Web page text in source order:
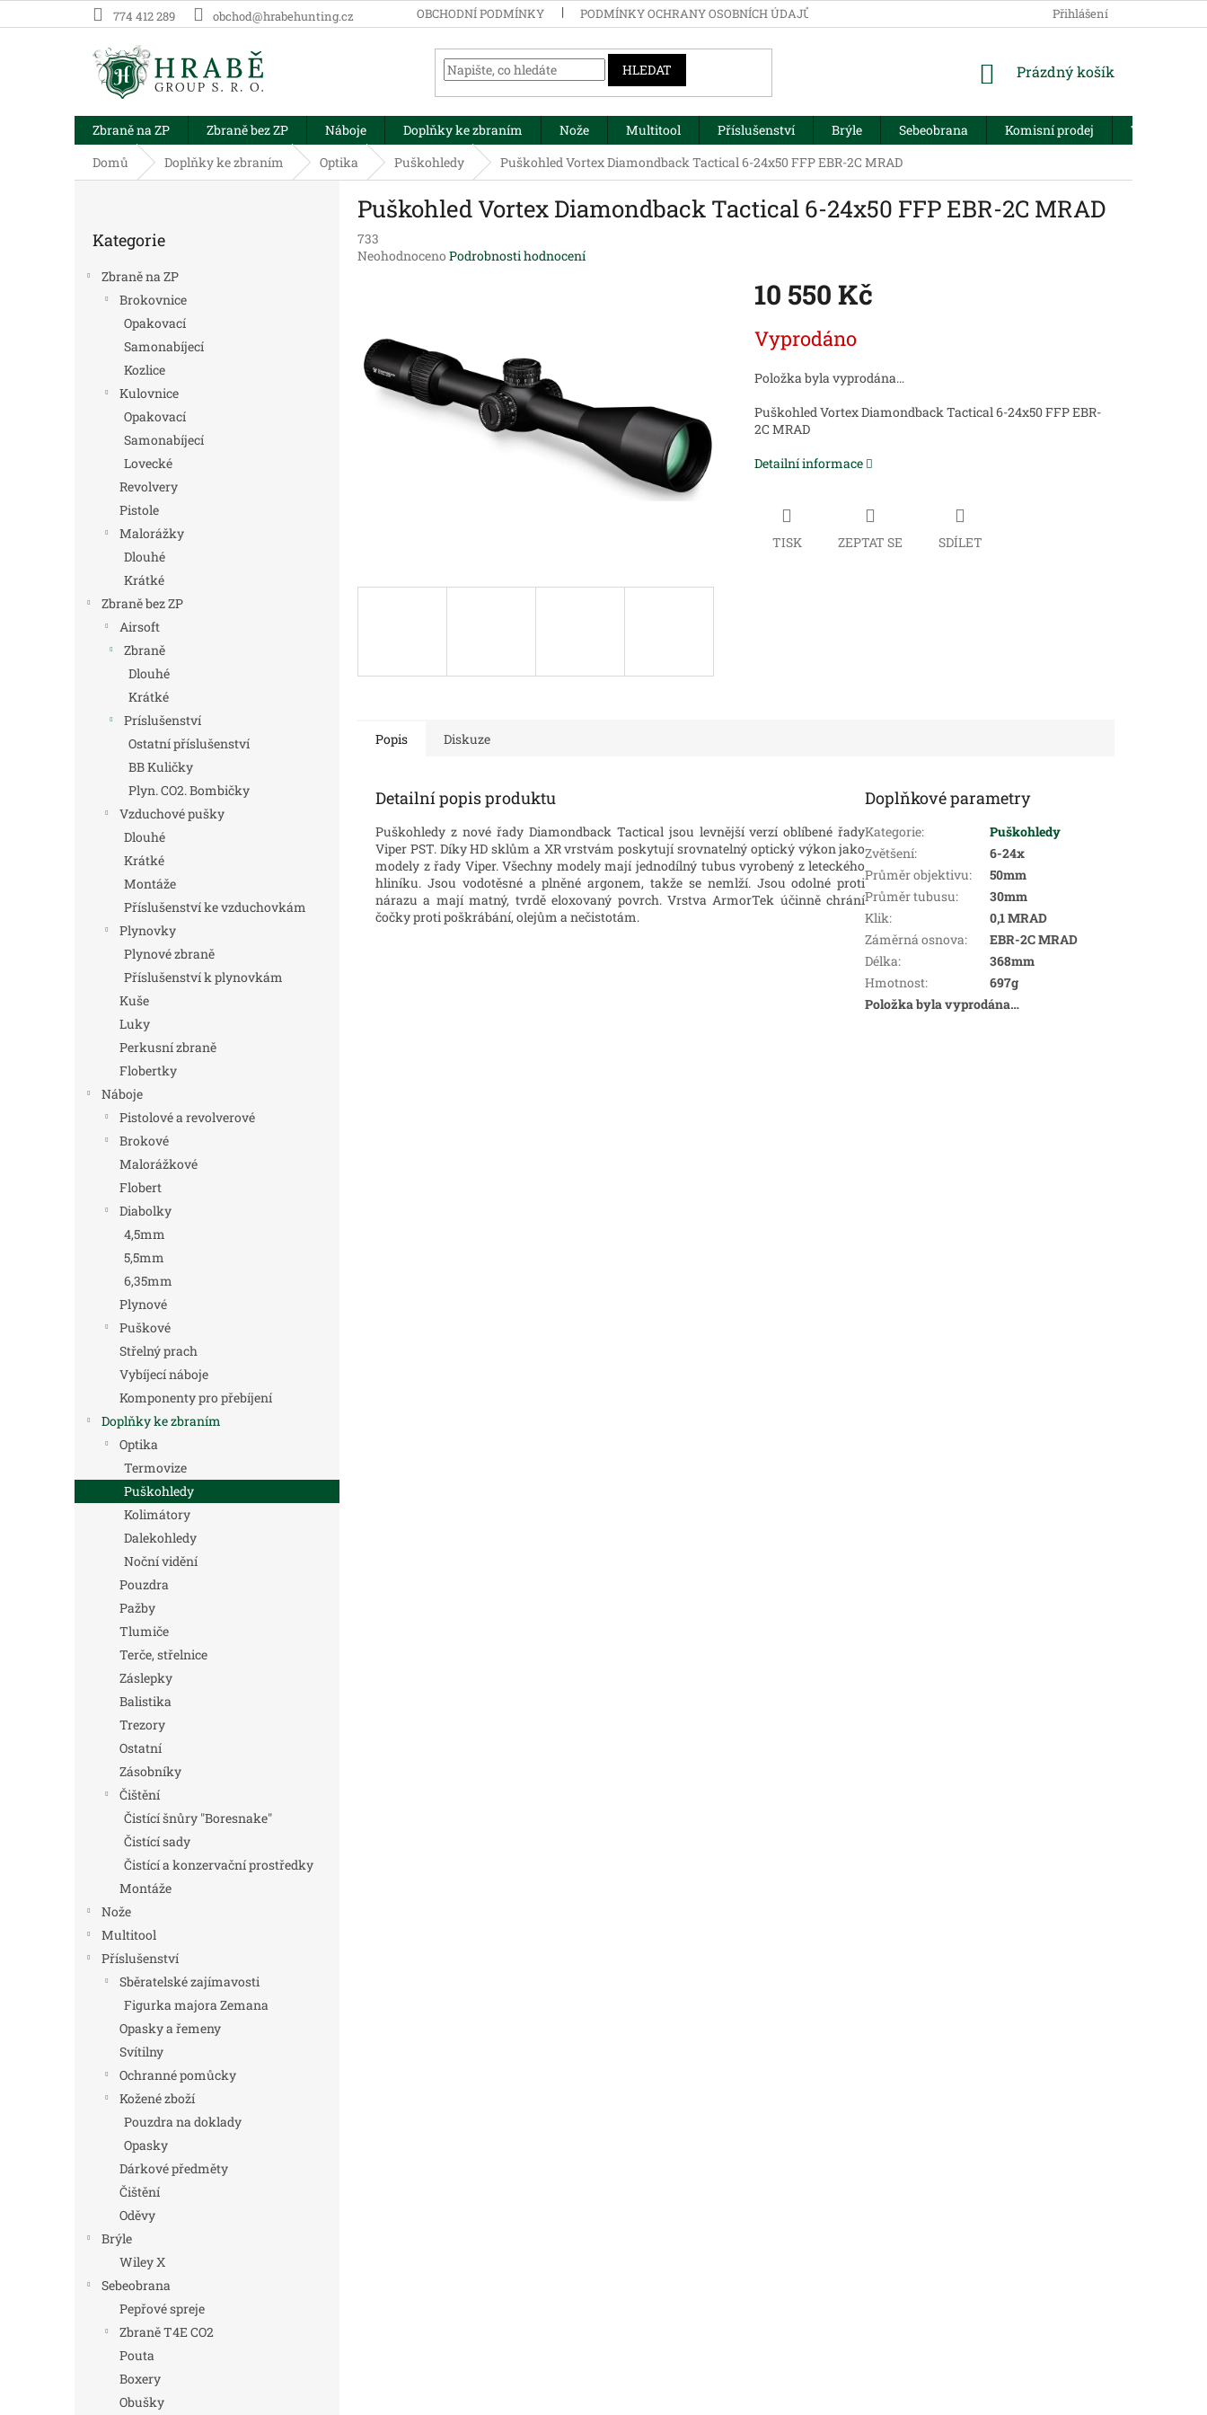
na
774 412 289 obchod@hrabehunting.cz OBCHODNÍ PODMÍNKY PODMÍNKY OCHRANY OSOBNÍCH ÚDAJŮ Přihlášení
HLEDAT
NÁKUPNÍ
Prázdný košík
Zbraně na ZP Zbraně bez ZP Náboje Doplňky ke zbraním Nože Multitool Příslušenství Brýle Sebeobrana Komisní prodej
Trezory
Domů
Doplňky ke zbraním Optika Puškohledy Puškohled Vortex Diamondback Tactical 6-24x50 FFP EBR-2C MRAD
kategorie
Kategorie
Zbraně na ZP
Brokovnice
Opakovací
Samonabíjecí
Kozlice
Kulovnice
Opakovací
Samonabíjecí
Lovecké
Revolvery
Pistole
Malorážky
Dlouhé
Krátké
Zbraně bez ZP
Airsoft
Zbraně
Dlouhé
Krátké
Príslušenství
Ostatní příslušenství
BB Kuličky
Plyn. CO2. Bombičky
Vzduchové pušky
Dlouhé
Krátké
Montáže
Příslušenství ke vzduchovkám
Plynovky
Plynové zbraně
Příslušenství k plynovkám
Kuše
Luky
Perkusní zbraně
Flobertky
Náboje
Pistolové a revolverové
Brokové
Malorážkové
Flobert
Diabolky
4,5mm
5,5mm
6,35mm
Plynové
Puškové
Střelný prach
Vybíjecí náboje
Komponenty pro přebíjení
Doplňky ke zbraním
Optika
Termovize
Puškohledy
Kolimátory
Dalekohledy
Noční vidění
Pouzdra
Pažby
Tlumiče
Terče, střelnice
Záslepky
Balistika
Trezory
Ostatní
Zásobníky
Čištění
Čistící šnůry "Boresnake"
Čistící sady
Čistící a konzervační prostředky
Montáže
Nože
Multitool
Příslušenství
Sběratelské zajímavosti
Figurka majora Zemana
Opasky a řemeny
Svítilny
Ochranné pomůcky
Kožené zboží
Pouzdra na doklady
Opasky
Dárkové předměty
Čištění
Oděvy
Brýle
Wiley X
Sebeobrana
Pepřové spreje
Zbraně T4E CO2
Pouta
Boxery
Obušky
Puškohled Vortex Diamondback Tactical 6-24x50 FFP EBR-2C MRAD
733
Průměrné
hvězdiček.
Neohodnoceno Podrobnosti hodnocení
10 550 Kč
cena:
Vyprodáno
Položka byla vyprodána…
Puškohled Vortex Diamondback Tactical 6-24x50 FFP EBR-
2C MRAD
Detailní informace
TISK ZEPTAT SE SDÍLET
Popis Diskuze
Detailní popis produktu
Puškohledy z nové řady Diamondback Tactical jsou levnější verzí oblíbené řady
Viper PST. Díky HD sklům a XR vrstvám poskytují srovnatelný optický výkon jako
modely z řady Viper. Všechny modely mají jednodílný tubus vyrobený z leteckého
hliníku. Jsou vodotěsné a plněné argonem, takže se nemlží. Jsou odolné proti
nárazu a mají matný, tvrdě eloxovaný povrch. Vrstva ArmorTek účinně chrání
čočky proti poškrábání, olejům a nečistotám.
Doplňkové parametry
Kategorie:
Puškohledy
Zvětšení:
6-24x
Průměr objektivu:
50mm
Průměr tubusu:
30mm
Klik:
0,1 MRAD
Záměrná osnova:
EBR-2C MRAD
Délka:
368mm
Hmotnost:
697g
Položka byla vyprodána…